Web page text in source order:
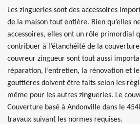
Les zingueries sont des accessoires
de la maison tout entière. Bien qu’elles
accessoires, elles ont un rôle primordial
contribuer à l’étanchéité de la
couvreur zingueur sont tout aussi
réparation, l’entretien, la rénovation et
gouttières doivent être faits selon les
même pour les autres zingueries. Le
Couverture basé à Andonville dans le
travaux suivant les normes requises.